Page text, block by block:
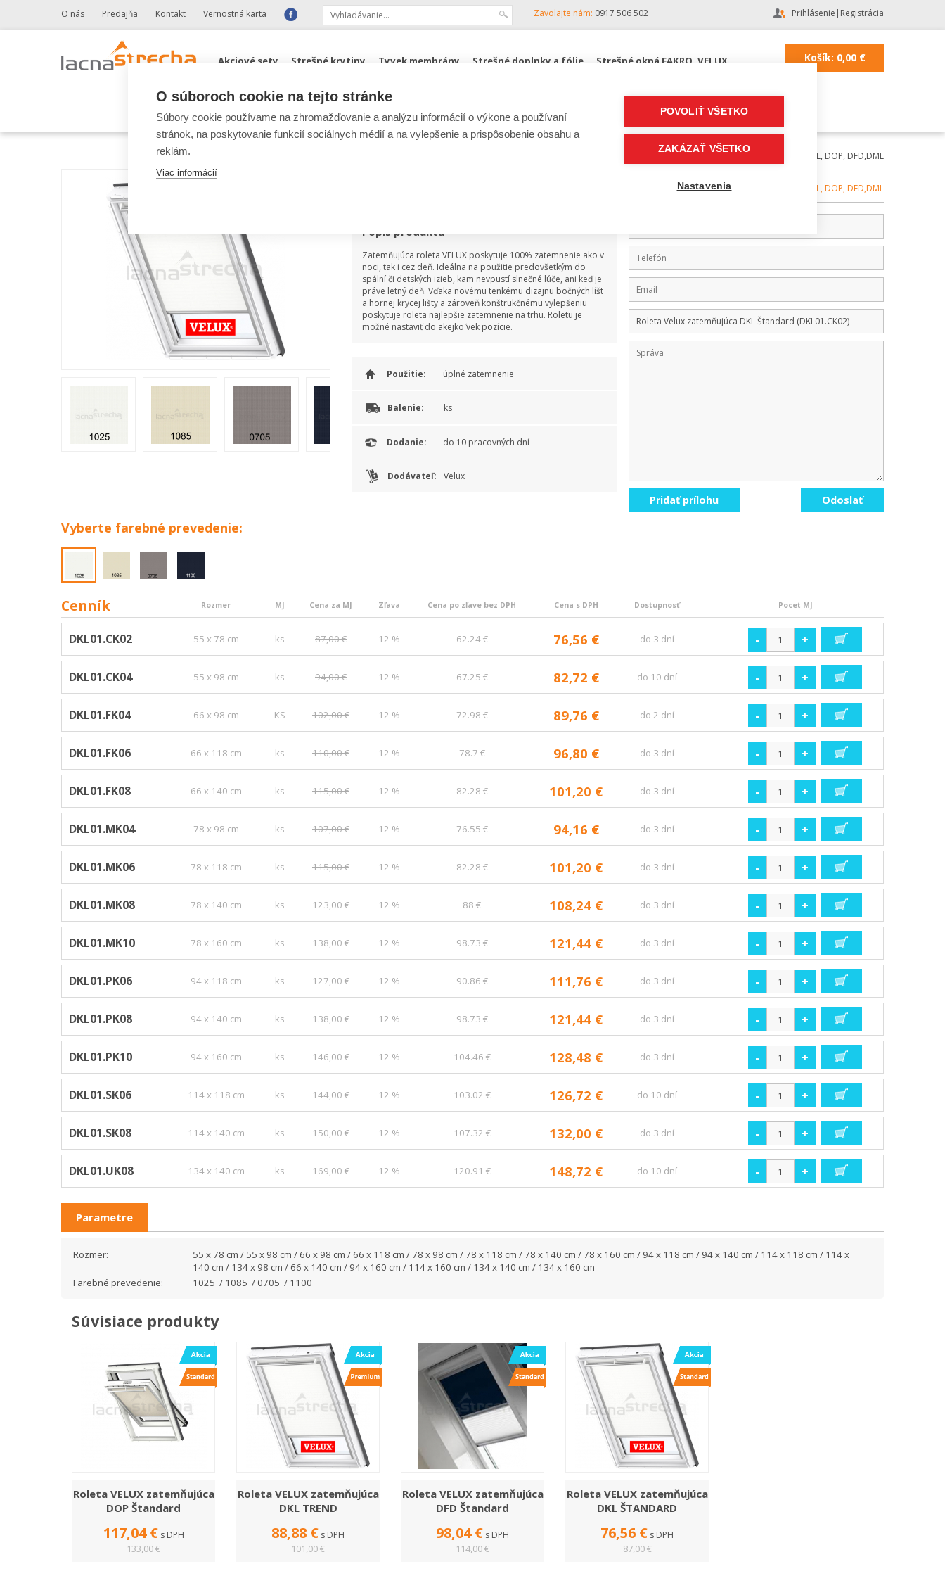
O nás Predajňa Kontakt Vernostná karta Zavolajte nám: 0917 506 502 Prihlásenie | Registrácia
Košík: 0,00€
Akciové sety Strešné krytiny Tyvek membrány Strešné doplnky a fólie Strešné okná FAKRO, VELUX
Odkvapové systémy KJG, ZENIT Podkrovné schody FAKRO
Strešné okná VELUX|Rolety zatemňujúce VELUX DKL, DOP, DFD,DML
Roleta Velux zatemňujúca DKL Štandard
Kategória:Rolety zatemňujúce VELUX DKL, DOP, DFD,DML
Popis produktu
Zatemňujúca roleta VELUX poskytuje 100% zatemnenie ako v
noci, tak i cez deň. Ideálna na použitie predovšetkým do
spální či detských izieb, kam nevpustí slnečné lúče, ani keď je
práve letný deň. Vďaka novému tenkému dizajnu bočných líšt
a hornej krycej lišty a zároveň konštrukčnému vylepšeniu
poskytuje roleta najlepšie zatemnenie na trhu. Roletu je
možné nastaviť do akejkoľvek pozície.
Použitie: úplné zatemnenie
Balenie: ks
Dodanie: do 10 pracovných dní
Dodávateľ: Velux
Pridať prílohu Odoslať
Vyberte farebné prevedenie:
Cenník Rozmer MJ Cena za MJ Zľava Cena po zľave bez DPH Cena s DPH Dostupnosť Pocet MJ
DKL01.CK02 55 x 78 cm ks 87,00 € 12 % 62.24 € 76,56 € do 3 dní - +
DKL01.CK04 55 x 98 cm ks 94,00 € 12 % 67.25 € 82,72 € do 10 dní - +
DKL01.FK04 66 x 98 cm KS 102,00 € 12 % 72.98 € 89,76 € do 2 dní - +
DKL01.FK06 66 x 118 cm ks 110,00 € 12 % 78.7 € 96,80 € do 3 dní - +
DKL01.FK08 66 x 140 cm ks 115,00 € 12 % 82.28 € 101,20 € do 3 dní - +
DKL01.MK04 78 x 98 cm ks 107,00 € 12 % 76.55 € 94,16 € do 3 dní - +
DKL01.MK06 78 x 118 cm ks 115,00 € 12 % 82.28 € 101,20 € do 3 dní - +
DKL01.MK08 78 x 140 cm ks 123,00 € 12 % 88 € 108,24 € do 3 dní - +
DKL01.MK10 78 x 160 cm ks 138,00 € 12 % 98.73 € 121,44 € do 3 dní - +
DKL01.PK06 94 x 118 cm ks 127,00 € 12 % 90.86 € 111,76 € do 3 dní - +
DKL01.PK08 94 x 140 cm ks 138,00 € 12 % 98.73 € 121,44 € do 3 dní - +
DKL01.PK10 94 x 160 cm ks 146,00 € 12 % 104.46 € 128,48 € do 3 dní - +
DKL01.SK06 114 x 118 cm ks 144,00 € 12 % 103.02 € 126,72 € do 10 dní - +
DKL01.SK08 114 x 140 cm ks 150,00 € 12 % 107.32 € 132,00 € do 3 dní - +
DKL01.UK08 134 x 140 cm ks 169,00 € 12 % 120.91 € 148,72 € do 10 dní - +
Parametre
Rozmer:
55 x 78 cm / 55 x 98 cm / 66 x 98 cm / 66 x 118 cm / 78 x 98 cm / 78 x 118 cm / 78 x 140 cm / 78 x 160 cm / 94 x 118 cm / 94 x 140 cm / 114 x 118 cm / 114 x
140 cm / 134 x 98 cm / 66 x 140 cm / 94 x 160 cm / 114 x 160 cm / 134 x 140 cm / 134 x 160 cm
Farebné prevedenie:
1025 / 1085 / 0705 / 1100
Súvisiace produkty
Roleta VELUX zatemňujúca
DOP Štandard
117,04 € s DPH
133,00 €
Roleta VELUX zatemňujúca
DKL TREND
88,88 € s DPH
101,00 €
Roleta VELUX zatemňujúca
DFD Štandard
98,04 € s DPH
114,00 €
Roleta VELUX zatemňujúca
DKL ŠTANDARD
76,56 € s DPH
87,00 €
O súboroch cookie na tejto stránke
Súbory cookie používame na zhromažďovanie a analýzu informácií o výkone a používaní
stránok, na poskytovanie funkcií sociálnych médií a na vylepšenie a prispôsobenie obsahu a
reklám.
Viac informácií
POVOLIŤ VŠETKO
ZAKÁZAŤ VŠETKO
Nastavenia